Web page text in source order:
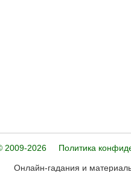
2009-2026 Политика
Онлайн-гадания и